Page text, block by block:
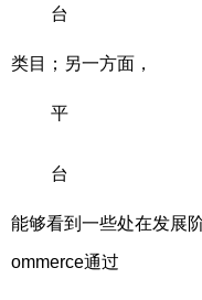
台
类目；另一方面，
平
台
能够看到一些处在发展
ommerce通过